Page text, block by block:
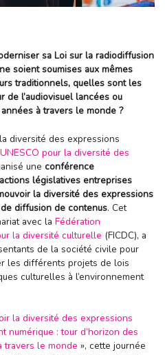
sa Loi sur la radiodiffusion
soient soumises aux mêmes
traditionnels, quelles sont les
l’audiovisuel lancées ou
à travers le monde ?
diversité des expressions
pour la diversité des
une conférence
législatives entreprises
la diversité des expressions
diffusion de contenus. Cet
avec la Fédération
la diversité culturelle (FICDC), a
de la société civile pour
les différents projets de lois
culturelles à l’environnement
la diversité des expressions
numérique : tour d’horizon des
travers le monde », cette journée